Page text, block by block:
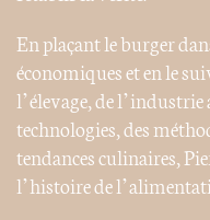
En plaçant le burger
économiques et en le
l’élevage, de
technologies, des
tendances culinaires,
l’histoire de